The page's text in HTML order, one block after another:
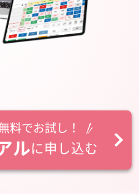
料でお試し！
ルに申し込む